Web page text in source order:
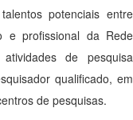
potenciais entre
e profissional da Rede
de pesquisa
qualificado, em
de pesquisas.